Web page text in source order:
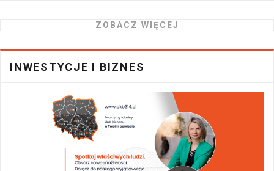
ZOBACZ WIĘCEJ
INWESTYCJE I BIZNES